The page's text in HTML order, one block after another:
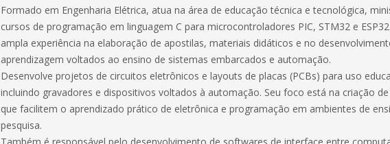
Formado em Engenharia Elétrica, atua na área de educação técnica e tecnológica,
cursos de programação em linguagem C para microcontroladores PIC, STM32 e
ampla experiência na elaboração de apostilas, materiais didáticos e no
aprendizagem voltados ao ensino de sistemas embarcados e automação.
Desenvolve projetos de circuitos eletrônicos e layouts de placas (PCBs) para uso
incluindo gravadores e dispositivos voltados à automação. Seu foco está na criação
que facilitem o aprendizado prático de eletrônica e programação em ambientes de
pesquisa.